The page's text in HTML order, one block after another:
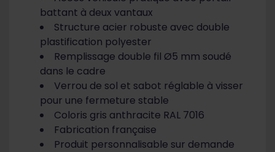
battant à deux vantaux
Structure acier robuste avec double
plastification polyester
Remplissage double fil Ø5 mm soudé
dans le cadre
Verrou de sol et sabot réglable à visser
pour une fermeture stable
Coloris gris anthracite RAL 7016
Fabrication française
Produit personnalisable sur demande